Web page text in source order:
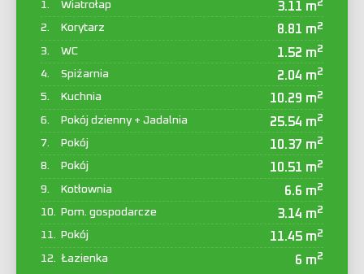
Wiatrołap 3.11 m2
Korytarz 8.81 m2
WC 1.52 m2
Spiżarnia 2.04 m2
Kuchnia 10.29 m2
Pokój dzienny + Jadalnia 25.54 m2
Pokój 10.37 m2
Pokój 10.51 m2
Kotłownia 6.6 m2
Pom. gospodarcze 3.14 m2
Pokój 11.45 m2
Łazienka 6 m2